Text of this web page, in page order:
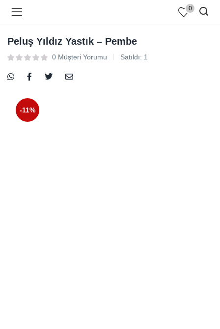
0
Peluş Yıldız Yastık – Pembe
0 Müşteri Yorumu Satıldı: 1
-11%